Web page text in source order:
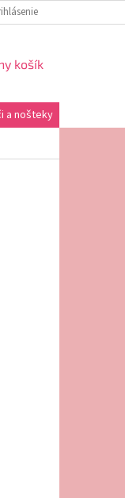
košík
a nošteky